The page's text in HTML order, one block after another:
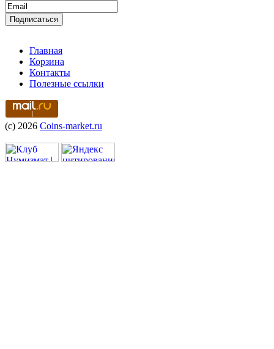
Главная
Корзина
Контакты
Полезные ссылки
(c) 2026 Coins-market.ru